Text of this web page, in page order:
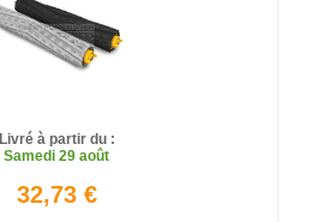
Livré à partir du :
Samedi 29 août
32,73 €